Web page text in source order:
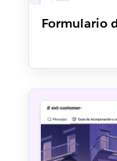
Formulario